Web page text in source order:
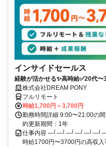
インサイドセールス
経験が活かせる✨高時給✅20代
株式会社DREAM PONY
フルリモート
時給1,700円～3,700円
勤務時間詳細 9:00〜21:00の
約更新期間：1年
仕事内容
時給1700円〜3700円の高収入